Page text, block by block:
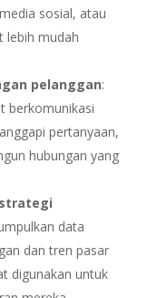
sosial, atau
lebih mudah
pelanggan:
berkomunikasi
pertanyaan,
hubungan yang
data
dan tren pasar
digunakan untuk